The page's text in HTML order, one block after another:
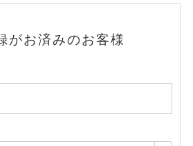
がお済みのお客様